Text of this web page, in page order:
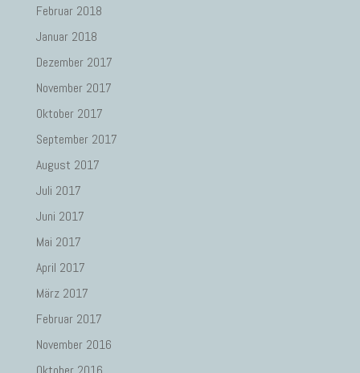
Februar 2018
Januar 2018
Dezember 2017
November 2017
Oktober 2017
September 2017
August 2017
Juli 2017
Juni 2017
Mai 2017
April 2017
März 2017
Februar 2017
November 2016